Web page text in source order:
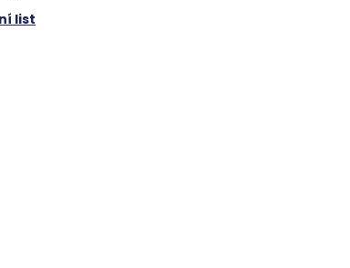
list